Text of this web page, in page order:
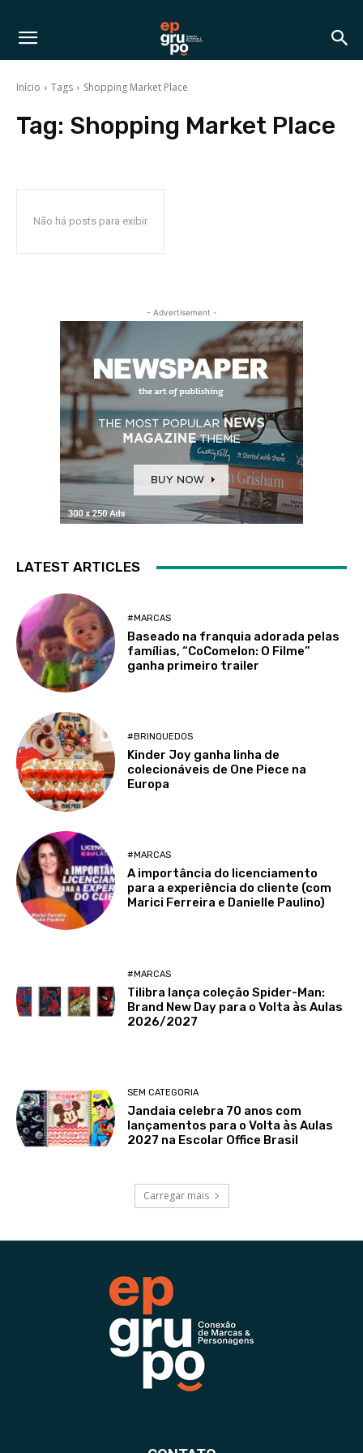
Início Tags Shopping Market Place
Tag: Shopping Market Place
Não há posts para exibir
- Advertisement -
LATEST ARTICLES
#MARCAS
Baseado na franquia adorada pelas
famílias, “CoComelon: O Filme”
ganha primeiro trailer
#BRINQUEDOS
Kinder Joy ganha linha de
colecionáveis de One Piece na
Europa
#MARCAS
A importância do licenciamento
para a experiência do cliente (com
Marici Ferreira e Danielle Paulino)
#MARCAS
Tilibra lança coleção Spider-Man:
Brand New Day para o Volta às Aulas
2026/2027
SEM CATEGORIA
Jandaia celebra 70 anos com
lançamentos para o Volta às Aulas
2027 na Escolar Office Brasil
Carregar mais